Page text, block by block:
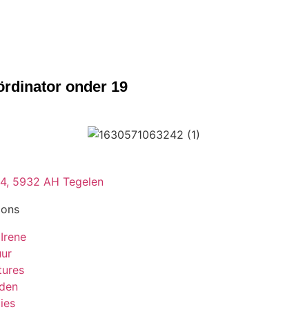
onder 19
5932 AH Tegelen